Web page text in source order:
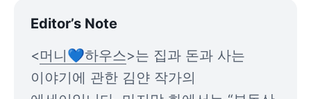
Editor’s Note
<머니💙하우스>는 집과 돈과 사는
이야기에 관한 김얀 작가의